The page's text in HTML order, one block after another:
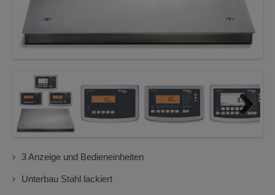
Next
3 Anzeige und Bedieneinheiten
Unterbau Stahl lackiert